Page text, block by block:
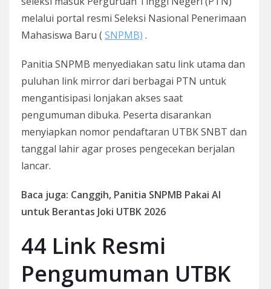
melalui portal resmi Seleksi Nasional Penerimaan
Mahasiswa Baru ( SNPMB) .
Panitia SNPMB menyediakan satu link utama dan
puluhan link mirror dari berbagai PTN untuk
mengantisipasi lonjakan akses saat
pengumuman dibuka. Peserta disarankan
menyiapkan nomor pendaftaran UTBK SNBT dan
tanggal lahir agar proses pengecekan berjalan
lancar.
Baca juga: Canggih, Panitia SNPMB Pakai AI
untuk Berantas Joki UTBK 2026
44 Link Resmi
Pengumuman UTBK